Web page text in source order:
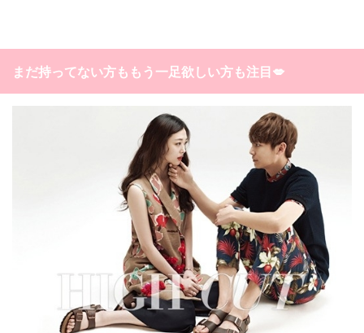
まだ持ってない方ももう一足欲しい方も注目💋